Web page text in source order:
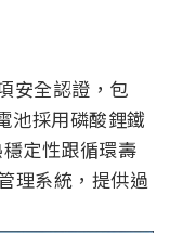
安全認證，包
池採用磷酸鋰鐵
定性跟循環壽
理系統，提供過